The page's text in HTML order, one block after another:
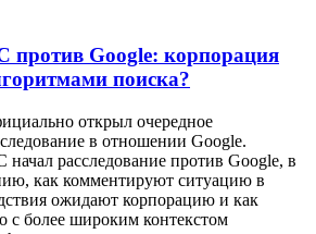
против Google: корпорация
поиска?
открыл очередное
в отношении Google.
расследование против Google, в
как комментируют ситуацию в
ожидают корпорацию и как
с более широким контекстом